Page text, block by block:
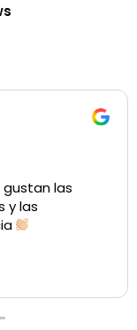
las
y las